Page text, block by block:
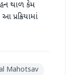
થાળ કેમ
Mahotsav